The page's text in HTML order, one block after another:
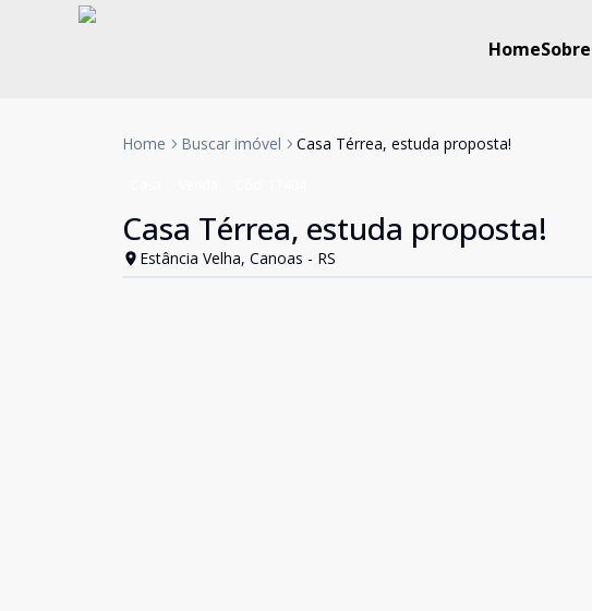
Home
Home Buscar imóvel Casa Térrea, estuda proposta!
Casa Térrea, estuda proposta!
Estância Velha, Canoas - RS